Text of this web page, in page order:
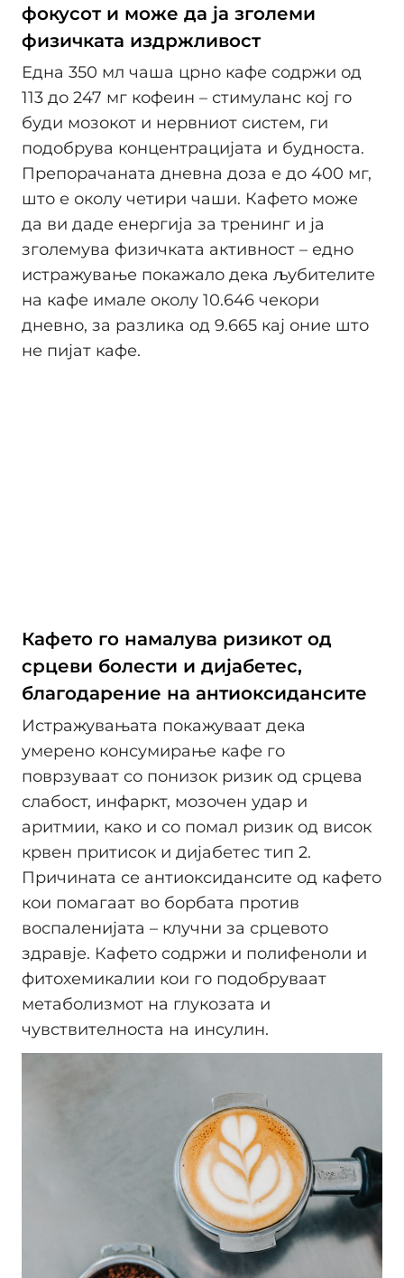
фокусот и може да ја зголеми
физичката издржливост
Една 350 мл чаша црно кафе содржи од
113 до 247 мг кофеин – стимуланс кој го
буди мозокот и нервниот систем, ги
подобрува концентрацијата и будноста.
Препорачаната дневна доза е до 400 мг,
што е околу четири чаши. Кафето може
да ви даде енергија за тренинг и ја
зголемува физичката активност – едно
истражување покажало дека љубителите
на кафе имале околу 10.646 чекори
дневно, за разлика од 9.665 кај оние што
не пијат кафе.
Кафето го намалува ризикот од
срцеви болести и дијабетес,
благодарение на антиоксидансите
Истражувањата покажуваат дека
умерено консумирање кафе го
поврзуваат со понизок ризик од срцева
слабост, инфаркт, мозочен удар и
аритмии, како и со помал ризик од висок
крвен притисок и дијабетес тип 2.
Причината се антиоксидансите од кафето
кои помагаат во борбата против
воспаленијата – клучни за срцевото
здравје. Кафето содржи и полифеноли и
фитохемикалии кои го подобруваат
метаболизмот на глукозата и
чувствителноста на инсулин.